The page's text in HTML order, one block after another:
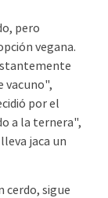
pero
vegana.
vacuno",
por el
a la ternera",
jaca un
cerdo, sigue